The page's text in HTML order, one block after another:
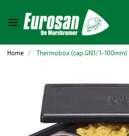
Home Thermobox (cap.GN1/1-100mm)